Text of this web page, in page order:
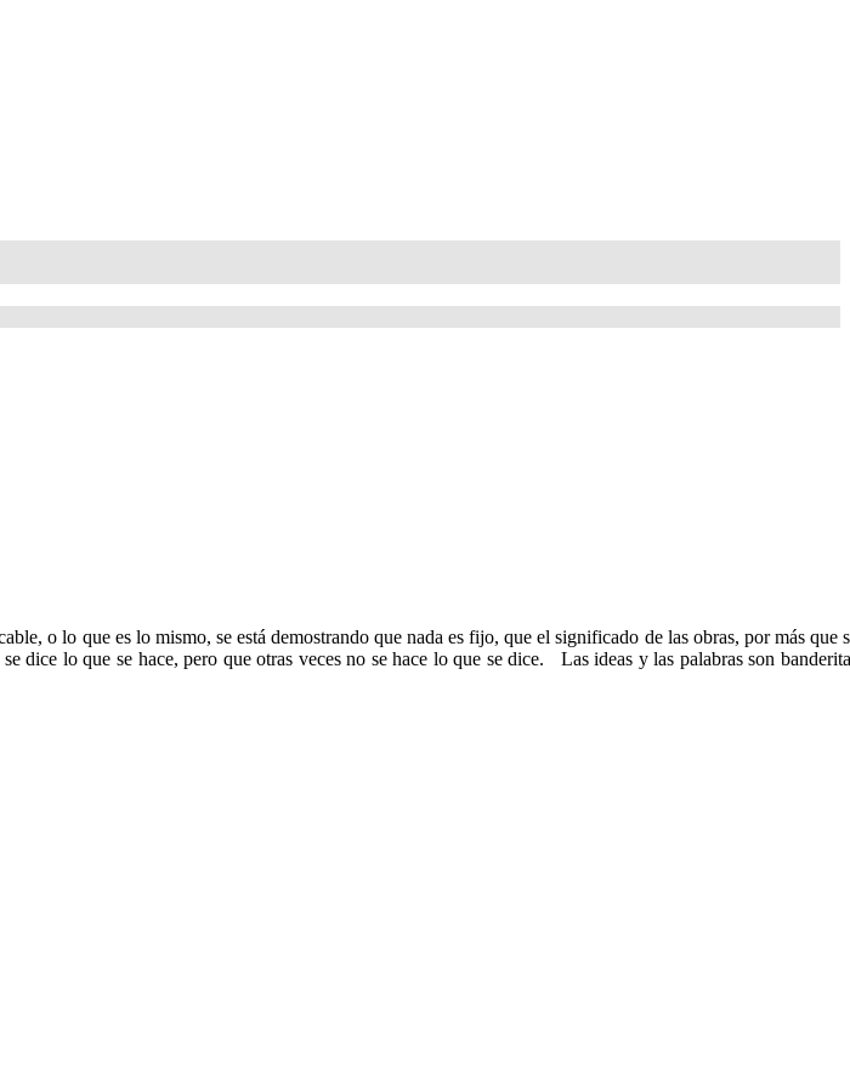
o lo que es lo mismo, se está demostrando que nada es fijo, que el significado de las obras, por más que
dice lo que se hace, pero que otras veces no se hace lo que se dice. Las ideas y las palabras son